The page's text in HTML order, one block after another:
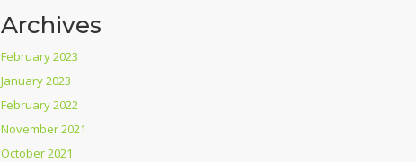
Archives
February 2023
January 2023
February 2022
November 2021
October 2021